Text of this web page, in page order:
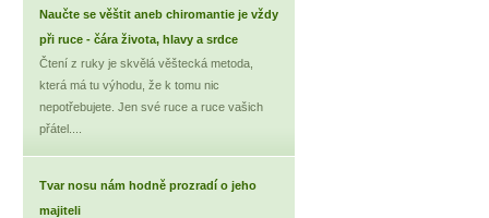
Naučte se věštit aneb chiromantie je vždy
při ruce - čára života, hlavy a srdce
Čtení z ruky je skvělá věštecká metoda,
která má tu výhodu, že k tomu nic
nepotřebujete. Jen své ruce a ruce vašich
přátel....
Tvar nosu nám hodně prozradí o jeho
majiteli